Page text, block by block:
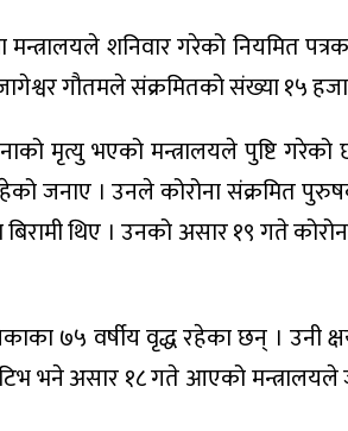
मन्त्रालयले शनिवार गरेको नियमित
जागेश्वर गौतमले संक्रमितको संख्या १५
मृत्यु भएको मन्त्रालयले पुष्टि गरेको
जनाए । उनले कोरोना संक्रमित
थिए । उनको असार १९ गते
७५ वर्षीय वृद्ध रहेका छन् । उनी
भने असार १८ गते आएको